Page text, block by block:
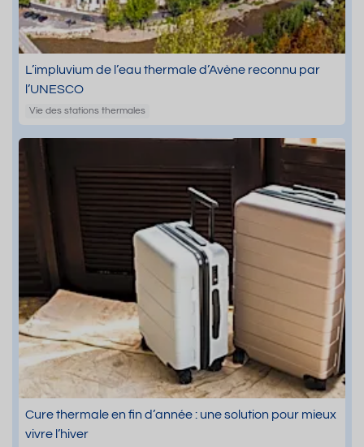
L’impluvium de l’eau thermale d’Avène reconnu par
l’UNESCO
Vie des stations thermales
Cure thermale en fin d’année : une solution pour mieux
vivre l’hiver